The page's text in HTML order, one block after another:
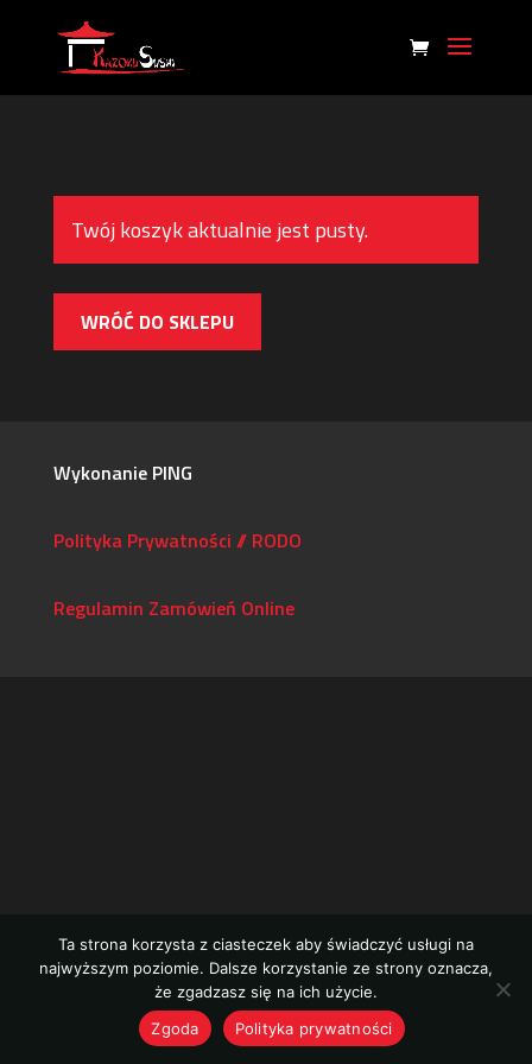
Twój koszyk aktualnie jest pusty.
WRÓĆ DO SKLEPU
Wykonanie PING
Polityka Prywatności // RODO
Regulamin Zamówień Online
Ta strona korzysta z ciasteczek aby świadczyć usługi na
najwyższym poziomie. Dalsze korzystanie ze strony oznacza,
że zgadzasz się na ich użycie.
Zgoda
Polityka prywatności